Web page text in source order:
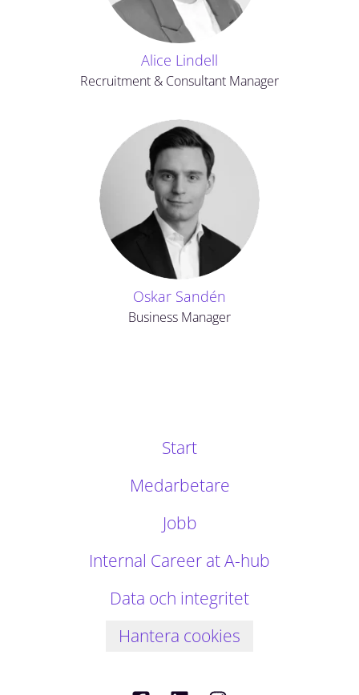
Alice Lindell
Recruitment & Consultant Manager
Oskar Sandén
Business Manager
Start
Medarbetare
Jobb
Internal Career at A-hub
Data och integritet
Hantera cookies